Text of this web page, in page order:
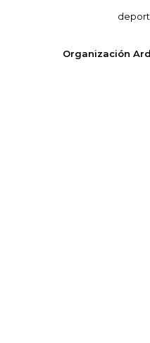
Organización